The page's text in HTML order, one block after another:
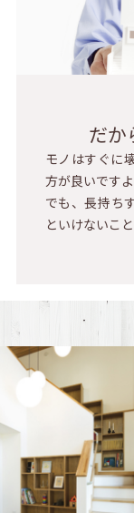
だか
モノはすぐに
方が良いですよ
でも、長持ち
といけないこ